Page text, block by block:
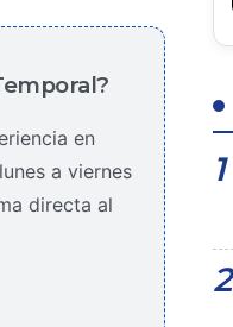
en
a viernes
directa al